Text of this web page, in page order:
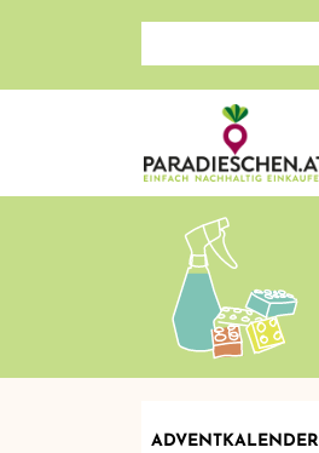
ADVENTKALENDER